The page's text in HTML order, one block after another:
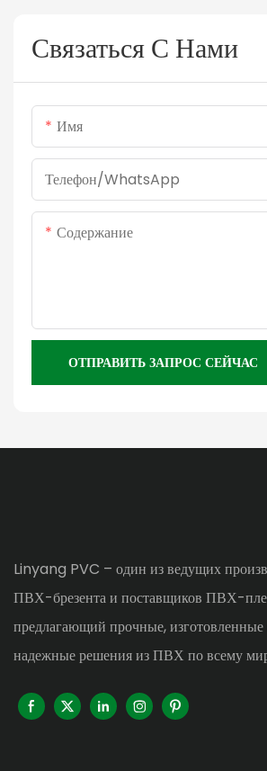
Связаться С Нами
Имя
Телефон/WhatsApp
Содержание
ОТПРАВИТЬ ЗАПРОС СЕЙЧАС
Linyang PVC – один из ведущих
ПВХ-брезента и поставщиков ПВХ-
предлагающий прочные, изготовленные
надежные решения из ПВХ по всему